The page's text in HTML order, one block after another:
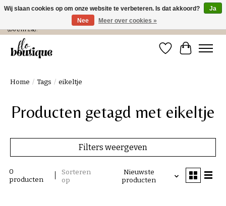
Verzending in NL € 4,99 en gratis bij een bestelling > € 100 of afhalen in de winkel
(Do t/m Za).
Verlanglijst
Home / Tags / eikeltje
Producten getagd met eikeltje
Filters weergeven
0
producten
Sorteren
op
Nieuwste
producten
Wij slaan cookies op om onze website te verbeteren. Is dat akkoord?
Ja
Nee
Meer over cookies »